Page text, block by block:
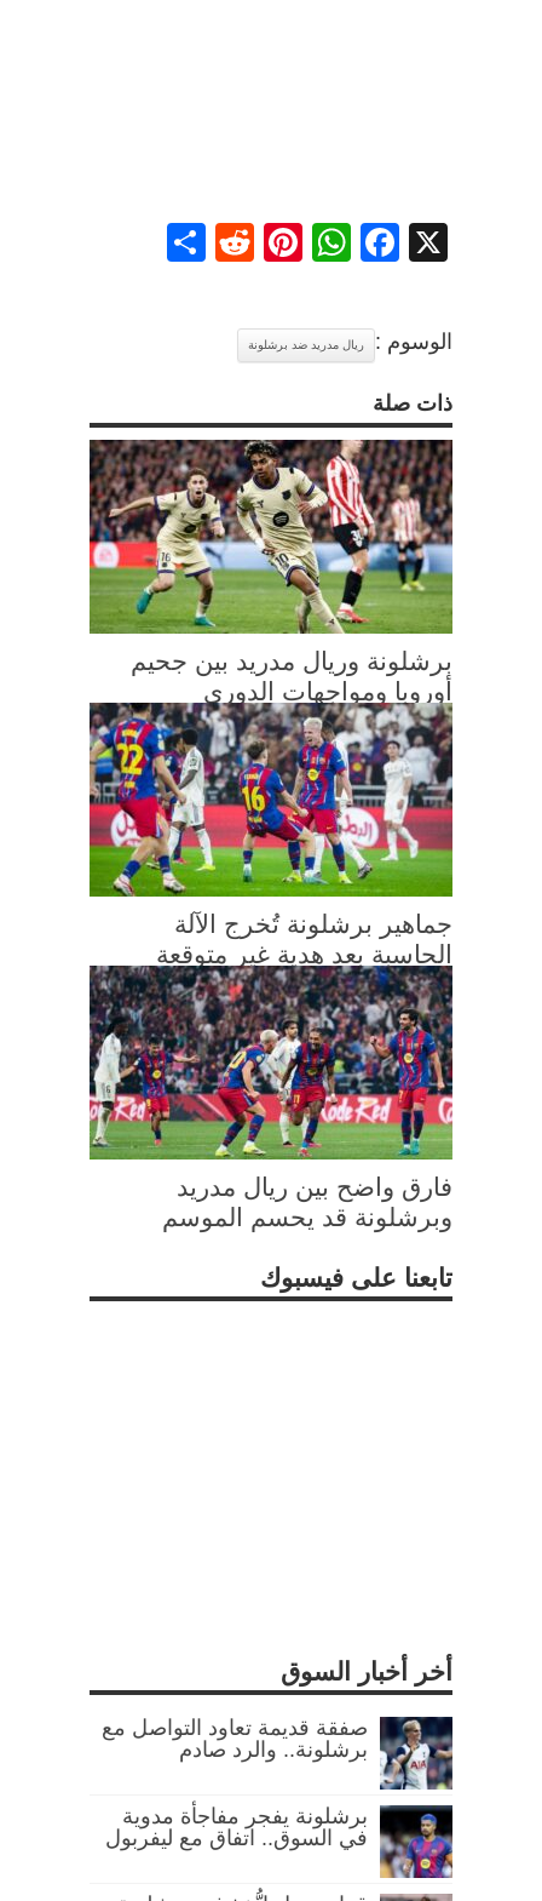
X
Facebook
WhatsApp
Pinterest
Reddit
الوسوم : ريال مدريد ضد برشلونة
ذات صلة
برشلونة وريال مدريد بين جحيم
أوروبا ومواجهات الدوري
جماهير برشلونة تُخرج الآلة
الحاسبة بعد هدية غير متوقعة
فارق واضح بين ريال مدريد
وبرشلونة قد يحسم الموسم
تابعنا على فيسبوك
أخر أخبار السوق
صفقة قديمة تعاود التواصل مع
برشلونة.. والرد صادم
برشلونة يفجر مفاجأة مدوية
في السوق.. اتفاق مع ليفربول